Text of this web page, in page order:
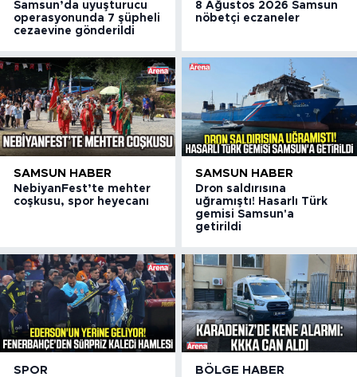
Samsun’da uyuşturucu
operasyonunda 7 şüpheli
cezaevine gönderildi
8 Ağustos 2026 Samsun
nöbetçi eczaneler
SAMSUN HABER
NebiyanFest’te mehter
coşkusu, spor heyecanı
SAMSUN HABER
Dron saldırısına
uğramıştı! Hasarlı Türk
gemisi Samsun'a
getirildi
SPOR BÖLGE HABER